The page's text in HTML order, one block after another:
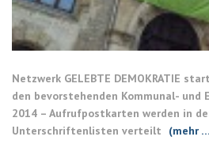
Netzwerk GELEBTE DEMOKRATIE
den bevorstehenden Kommunal- und
2014 – Aufrufpostkarten werden in
Unterschriftenlisten verteilt
(mehr